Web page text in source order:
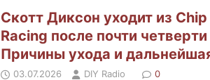
Скотт Диксон уходит из
Racing после почти
Причины ухода и
03.07.2026 DIY Radio 0